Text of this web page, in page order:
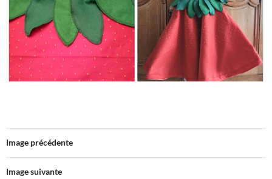
Image précédente
Image suivante